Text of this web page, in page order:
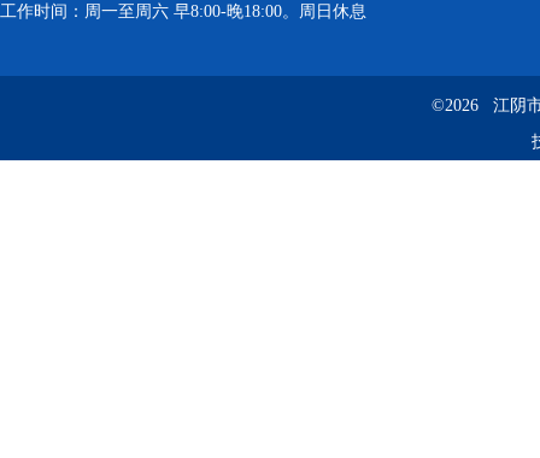
工作时间：周一至周六 早8:00-晚18:00。周日休息
©2026 江阴